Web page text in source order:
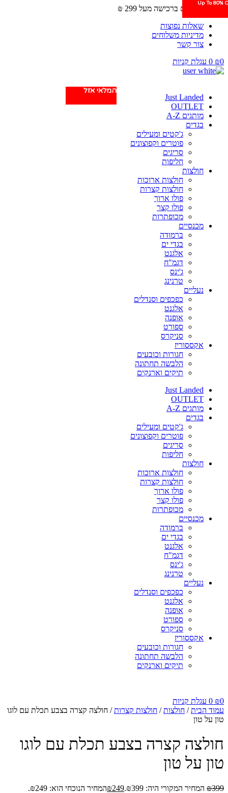
משלוחים חינם ברכישה מעל 299 ₪
שאלות נפוצות
מדיניות משלוחים
צור קשר
₪0
0 עגלת קניות
Just Landed
OUTLET
מותגים A-Z
בגדים
ג'קטים ומעילים
פוטרים וקפוצונים
סריגים
חליפות
חולצות
חולצות ארוכות
חולצות קצרות
פולו ארוך
פולו קצר
מכופתרות
מכנסיים
ברמודה
בגדי ים
אלגנט
דגמ"ח
ג'ינס
טרנינג
נעליים
כפכפים וסנדלים
אלגנט
אופנה
ספורט
סניקרס
אקססוריז
חגורות וכובעים
הלבשה תחתונה
תיקים וארנקים
Just Landed
OUTLET
מותגים A-Z
בגדים
ג'קטים ומעילים
פוטרים וקפוצונים
סריגים
חליפות
חולצות
חולצות ארוכות
חולצות קצרות
פולו ארוך
פולו קצר
מכופתרות
מכנסיים
ברמודה
בגדי ים
אלגנט
דגמ"ח
ג'ינס
טרנינג
נעליים
כפכפים וסנדלים
אלגנט
אופנה
ספורט
סניקרס
אקססוריז
חגורות וכובעים
הלבשה תחתונה
תיקים וארנקים
₪0
0 עגלת קניות
עמוד הבית/ חולצות/ חולצות קצרות/ חולצה קצרה בצבע תכלת עם לוגו
טון על טון
חולצה קצרה בצבע תכלת עם לוגו
טון על טון
₪399 המחיר המקורי היה: ₪399. ₪249 המחיר הנוכחי הוא: ₪249.
Up To 80%
המלאי אזל
Up To 80%